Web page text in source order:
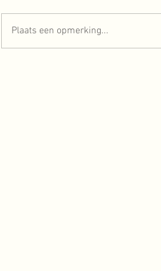
TREIN TOPSPORT
Plaats een opmerking...